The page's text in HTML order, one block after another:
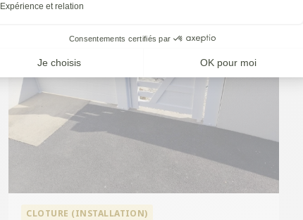
Expérience et relation
Consentements certifiés par
Je choisis OK pour moi
CLOTURE (INSTALLATION)